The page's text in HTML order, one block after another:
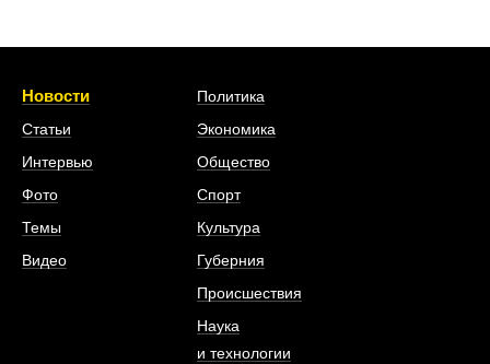
Новости
Статьи
Интервью
Фото
Темы
Видео
Политика
Экономика
Общество
Спорт
Культура
Губерния
Происшествия
Наука
и технологии